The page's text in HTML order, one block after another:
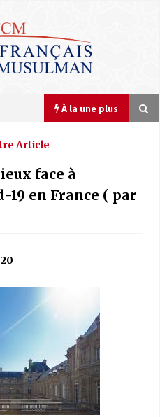
À la une plus
: Le Nouvel An hégirien
1448 débute Mardi 16 juin 2026
du député RN Julien
: Vendredi 20 mars 2026
l’Aïd El Fitr
: Ramadan 2026,
instances et confusions :
Article
face à
19 en France ( par